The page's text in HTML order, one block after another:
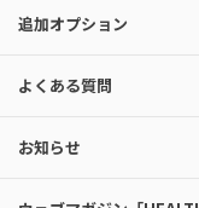
追加オプション
よくある質問
お知らせ